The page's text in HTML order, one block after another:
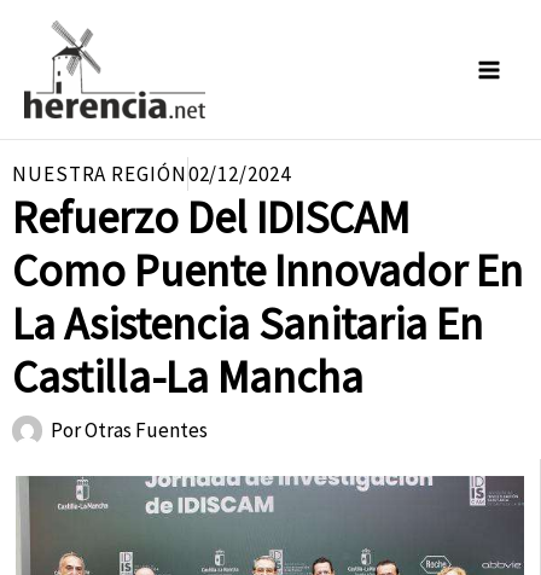
contenido
NUESTRA REGIÓN02/12/2024
Refuerzo Del IDISCAM
Como Puente Innovador En
La Asistencia Sanitaria En
Castilla-La Mancha
PorOtras Fuentes